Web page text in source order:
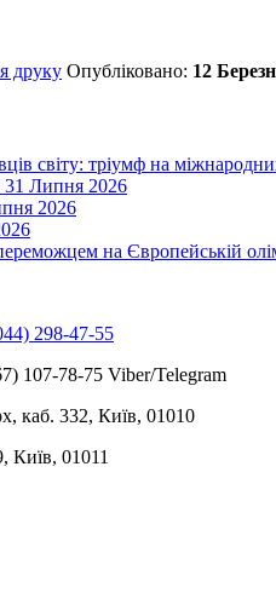
друку Опубліковано: 12
світу: тріумф на
31 Липня 2026
2026
на Європейській
298-47-55
107-78-75 Viber/Telegram
каб. 332, Київ, 01010
Київ, 01011